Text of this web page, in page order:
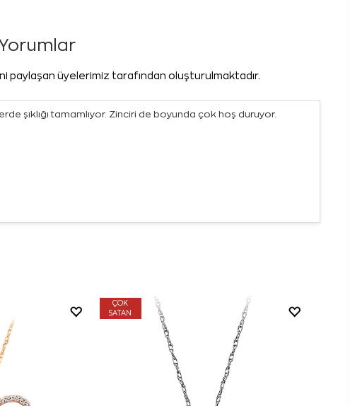
paylaşan üyelerimiz tarafından oluşturulmaktadır.
şıklığı tamamlıyor. Zinciri de boyunda çok hoş duruyor.
ÇOK
SATAN